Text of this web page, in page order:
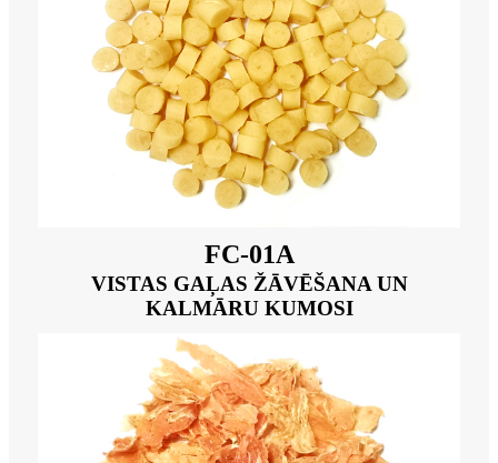
FC-01A
VISTAS GAĻAS ŽĀVĒŠANA UN
KALMĀRU KUMOSI